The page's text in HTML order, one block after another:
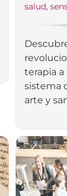
salud,
terapia
sistema
arte y